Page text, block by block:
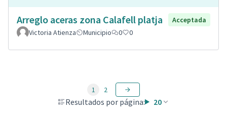
Arreglo aceras zona Calafell platja
Acceptada
Victoria Atienza
Municipio 0 0
Resultados por página: 20
1 2